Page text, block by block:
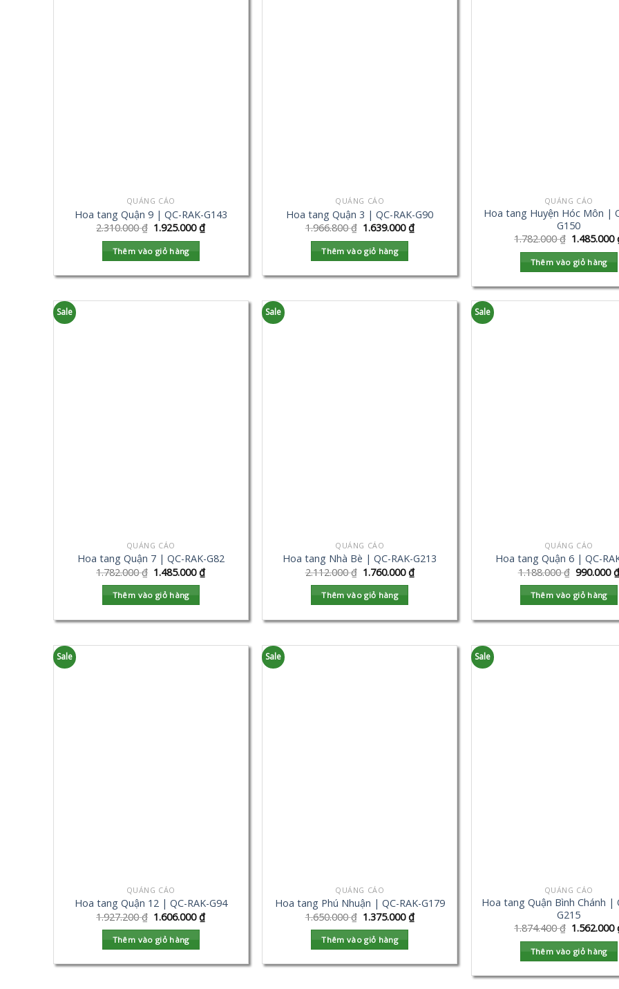
QUẢNG CÁO
Hoa tang Quận 9 | QC-RAK-G143
2.310.000₫ 1.925.000₫
Thêm vào giỏ hàng
QUẢNG CÁO
Hoa tang Quận 3 | QC-RAK-G90
1.966.800₫ 1.639.000₫
Thêm vào giỏ hàng
QUẢNG CÁO
Hoa tang Huyện Hóc Môn |
G150
1.782.000₫ 1.485.000
Thêm vào giỏ hàng
Sale
QUẢNG CÁO
Hoa tang Quận 7 | QC-RAK-G82
1.782.000₫ 1.485.000₫
Thêm vào giỏ hàng
Sale
QUẢNG CÁO
Hoa tang Nhà Bè | QC-RAK-G213
2.112.000₫ 1.760.000₫
Thêm vào giỏ hàng
Sale
QUẢNG CÁO
Hoa tang Quận 6 | QC-
1.188.000₫ 990.000₫
Thêm vào giỏ hàng
Sale
QUẢNG CÁO
Hoa tang Quận 12 | QC-RAK-G94
1.927.200₫ 1.606.000₫
Thêm vào giỏ hàng
Sale
QUẢNG CÁO
Hoa tang Phú Nhuận | QC-RAK-G179
1.650.000₫ 1.375.000₫
Thêm vào giỏ hàng
Sale
QUẢNG CÁO
Hoa tang Quận Bình Chánh |
G215
1.874.400₫ 1.562.000
Thêm vào giỏ hàng